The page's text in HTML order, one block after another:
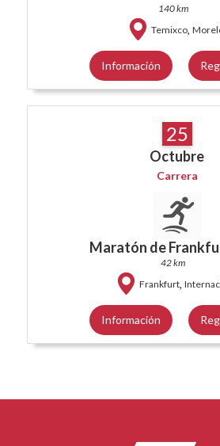
140 km
Temixco,
Información
25
Octubre
Carrera
Maratón de
42 km
Frankfurt,
Información